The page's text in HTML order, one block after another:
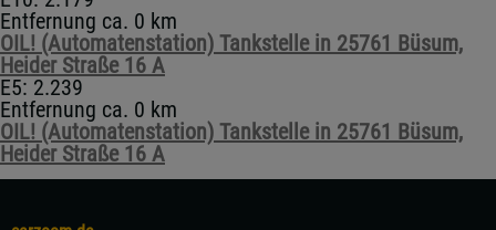
Entfernung ca. 0 km
OIL! (Automatenstation) Tankstelle in 25761 Büsum,
Heider Straße 16 A
E5: 2.239
Entfernung ca. 0 km
OIL! (Automatenstation) Tankstelle in 25761 Büsum,
Heider Straße 16 A